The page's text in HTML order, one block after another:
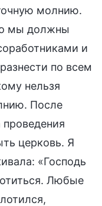
молнию.
мы должны
и
по всем
нельзя
После
проведения
церковь. Я
«Господь
Любые